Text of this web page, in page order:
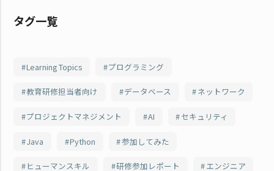
タグ一覧
Learning Topics プログラミング
教育研修担当者向け データベース ネットワーク
プロジェクトマネジメント AI セキュリティ
Java Python 参加してみた
ヒューマンスキル 研修参加レポート エンジニア